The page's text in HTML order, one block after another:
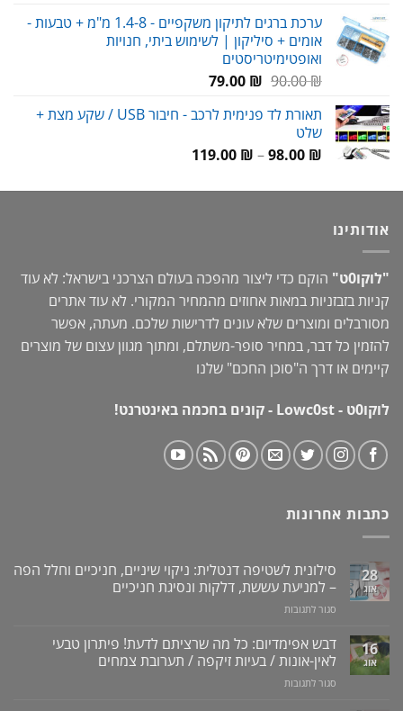
עד
ערכת ברגים לתיקון משקפיים - 1.4-8 מ"מ + טבעות -
אומים + סיליקון | לשימוש ביתי, חנויות
ואופטימיטריסטים
90.00₪
המחיר
היה:
79.00 ₪
המחיר
הוא:
תאורת לד פנימית לרכב - חיבור USB / שקע מצת +
שלט
98.00 ₪
–
119.00 ₪
אודותינו
"לוקו0ט"
הוקם כדי ליצור מהפכה בעולם הצרכני בישראל: לא עוד
קניות בזבזניות במאות אחוזים מהמחיר המקורי. לא עוד אתרים
מסורבלים ומוצרים שלא עונים לדרישות שלכם. מעתה, אפשר
להזמין כל דבר, במחיר סופר-משתלם, ומתוך מגוון עצום של מוצרים
קיימים או דרך ה"סוכן החכם" שלנו
לוקו0ט - Lowc0st - קונים בחכמה באינטרנט!
כתבות אחרונות
28
אוג
סילונית לשטיפה דנטלית: ניקוי שיניים, חניכיים וחלל הפה
– למניעת עששת, דלקות ונסיגת חניכיים
סגור לתגובות
לשטיפה
דנטלית:
ניקוי
שיניים,
16
אוג
דבש אפימדיום: כל מה שרציתם לדעת! פיתרון טבעי
לאין-אונות / בעיות זיקפה / תערובת צמחים
סגור לתגובות